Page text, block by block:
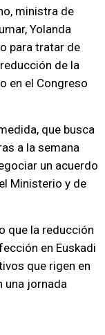
ministra de
Yolanda
para tratar de
de la
en el Congreso
que busca
a la semana
un acuerdo
Ministerio y de
que la reducción
en Euskadi
que rigen en
una jornada